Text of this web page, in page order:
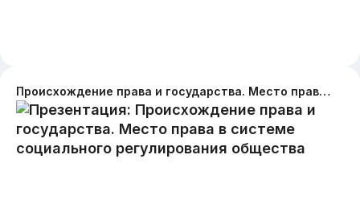
Происхождение права и государства. Место права в системе социального регулирования общества